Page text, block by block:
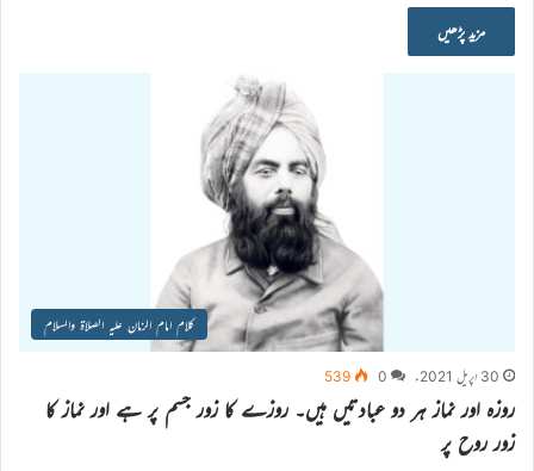
مزید پڑھیں
کلام امام الزمان علیہ الصلاۃ والسلام
30 اپریل 2021ء 0
539
روزہ اور نماز ہر دو عبادتیں ہیں۔ روزے کا زور جسم پر ہے اور نماز کا
زور روح پر